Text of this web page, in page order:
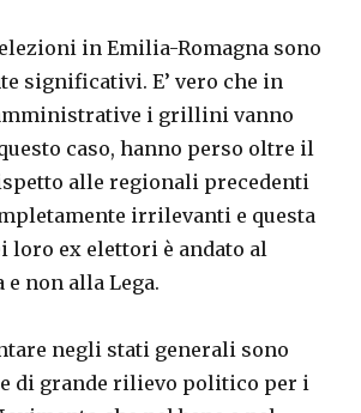
in Emilia-Romagna sono
significativi. E’ vero che in
i grillini vanno
caso, hanno perso oltre il
alle regionali precedenti
irrilevanti e questa
loro ex elettori è andato al
non alla Lega.
negli stati generali sono
di grande rilievo politico per i